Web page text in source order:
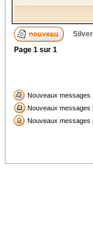
Page 1 sur 1
Nouveaux messages
Nouveaux messages
Nouveaux messages